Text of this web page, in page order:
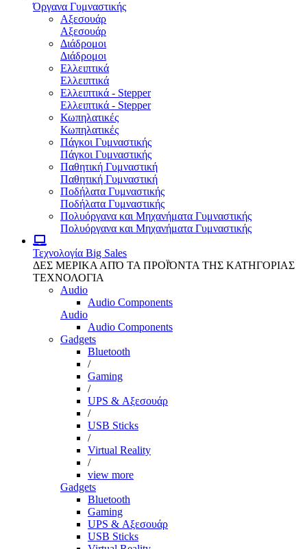
Όργανα Γυμναστικής
Αξεσουάρ
Αξεσουάρ
Διάδρομοι
Διάδρομοι
Ελλειπτικά
Ελλειπτικά
Ελλειπτικά - Stepper
Ελλειπτικά - Stepper
Κωπηλατικές
Κωπηλατικές
Πάγκοι Γυμναστικής
Πάγκοι Γυμναστικής
Παθητική Γυμναστική
Παθητική Γυμναστική
Ποδήλατα Γυμναστικής
Ποδήλατα Γυμναστικής
Πολυόργανα και Μηχανήματα Γυμναστικής
Πολυόργανα και Μηχανήματα Γυμναστικής
Τεχνολογία Big Sales
ΔΕΣ ΜΕΡΙΚΑ ΑΠΌ ΤΑ ΠΡΟΪΌΝΤΑ ΤΗΣ ΚΑΤΗΓΟΡΙΑΣ
ΤΕΧΝΟΛΟΓΙΑ
Audio
Audio Components
Audio
Audio Components
Gadgets
Bluetooth
/
Gaming
/
UPS & Αξεσουάρ
/
USB Sticks
/
Virtual Reality
/
view more
Gadgets
Bluetooth
Gaming
UPS & Αξεσουάρ
USB Sticks